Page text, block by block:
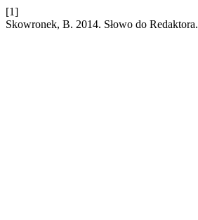
[1]
Skowronek, B. 2014. Słowo do Redaktora.